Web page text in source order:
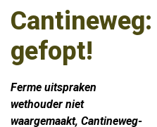
gefopt!
Ferme uitspraken
wethouder niet
waargemaakt, Cantineweg-